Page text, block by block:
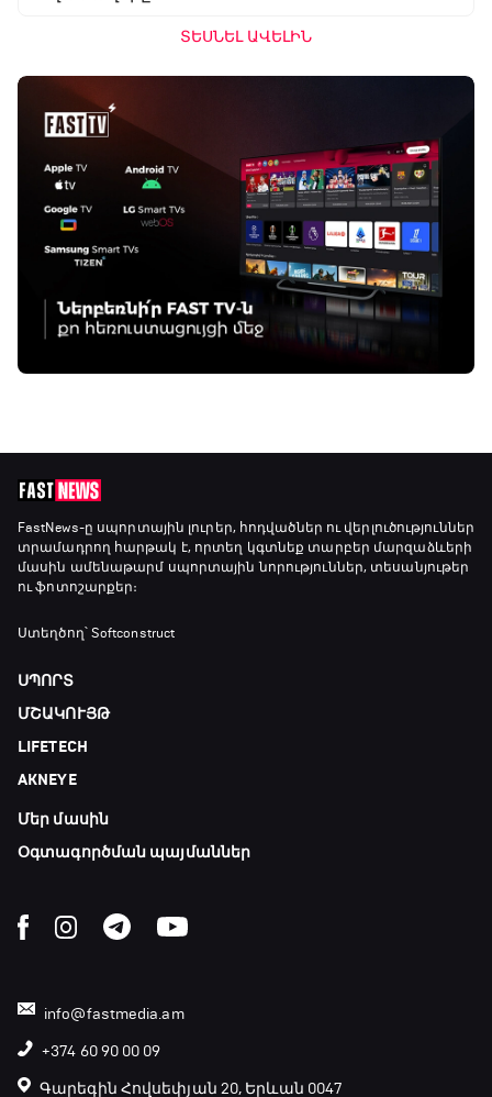
ՏԵՍՆԵԼ ԱՎԵԼԻՆ
FastNews-ը սպորտային լուրեր, հոդվածներ ու վերլուծություններ
տրամադրող հարթակ է, որտեղ կգտնեք տարբեր մարզաձևերի
մասին ամենաթարմ սպորտային նորություններ, տեսանյութեր
ու ֆոտոշարքեր։
Ստեղծող՝ Softconstruct
ՍՊՈՐՏ
ՄՇԱԿՈՒՅԹ
LIFETECH
AKNEYE
Մեր մասին
Օգտագործման պայմաններ
info@fastmedia.am
+374 60 90 00 09
Գարեգին Հովսեփյան 20, Երևան 0047